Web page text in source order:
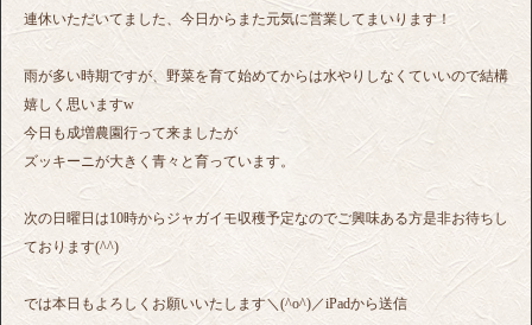
連休いただいてました、今日からまた元気に営業してまいります！
雨が多い時期ですが、野菜を育て始めてからは水やりしなくていいので結構
嬉しく思いますw
今日も成増農園行って来ましたが
ズッキーニが大きく青々と育っています。
次の日曜日は10時からジャガイモ収穫予定なのでご興味ある方是非お待ちし
ております(^^)
では本日もよろしくお願いいたします＼(^o^)／iPadから送信